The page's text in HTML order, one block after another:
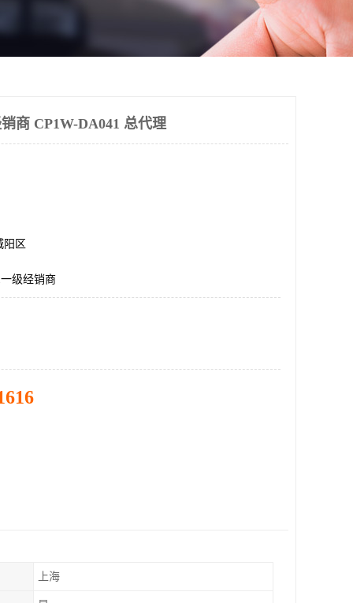
商 CP1W-DA041 总代理
阳区
一级经销商
上海